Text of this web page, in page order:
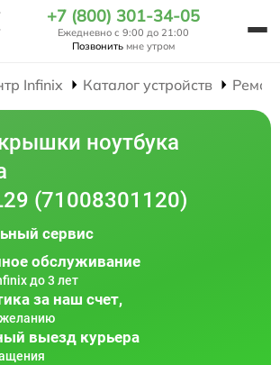
+7 (800) 301-34-05
Ежедневно с 9:00 до 21:00
Позвонить мне утром
Infinix Каталог устройств
ноутбука
(71008301120)
сервис
обслуживание
до 3 лет
за наш счет,
выезд курьера